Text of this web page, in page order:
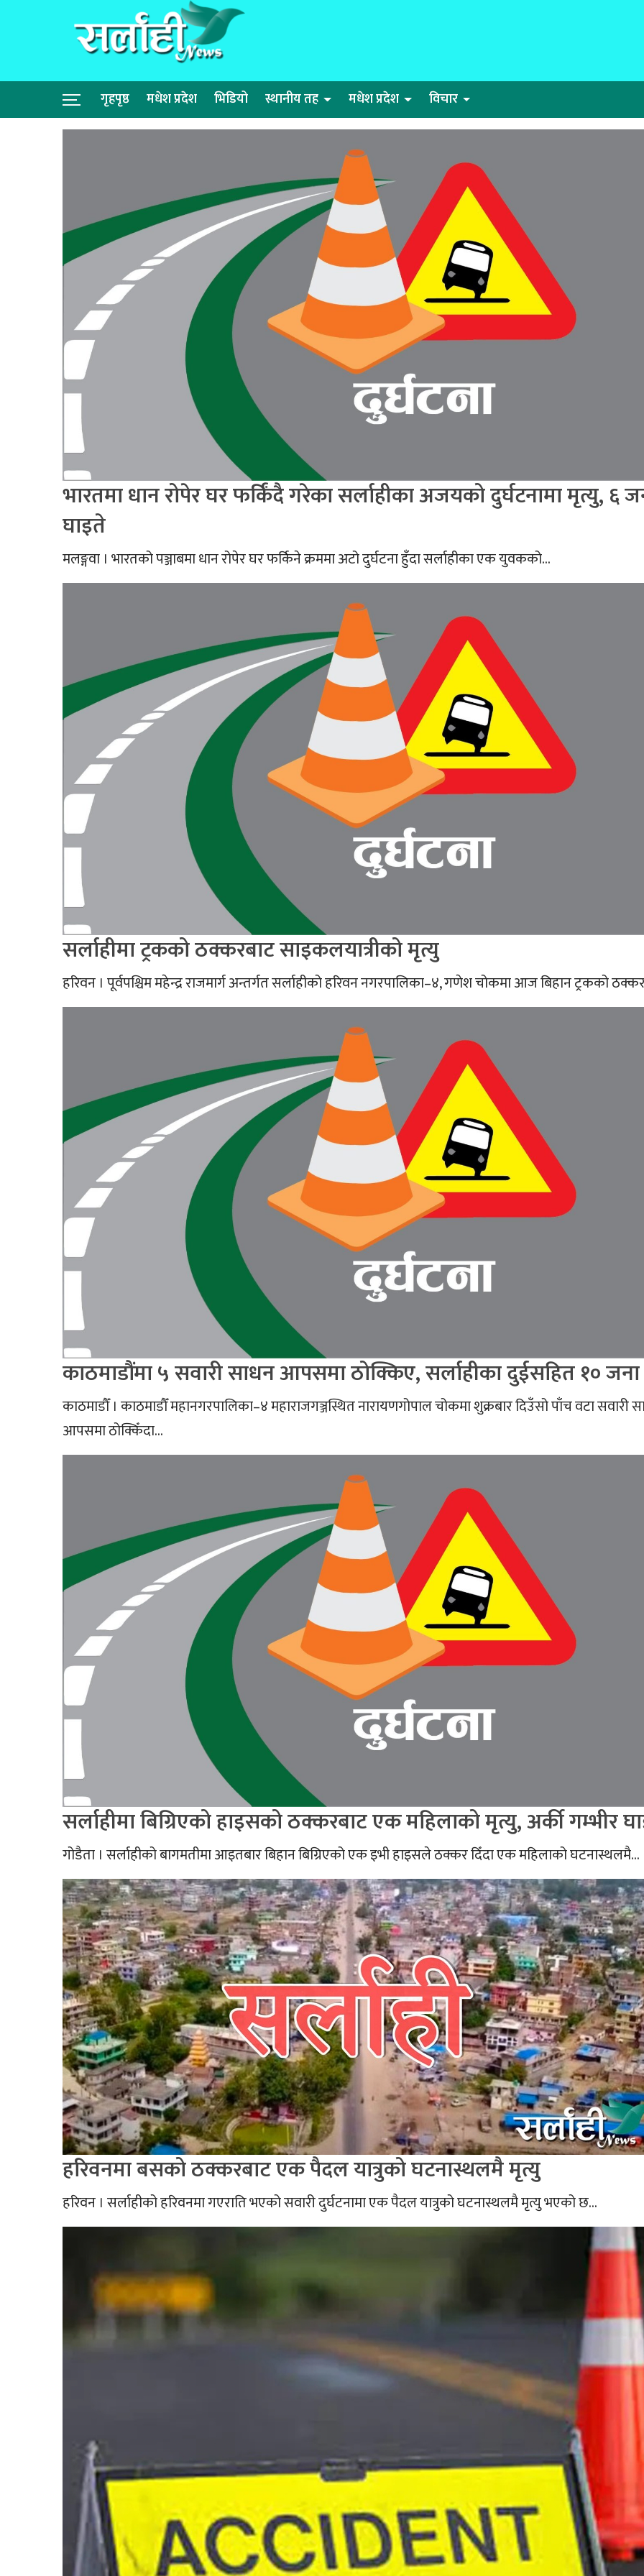
गृहपृष्ठ मधेश प्रदेश भिडियो स्थानीय तह मधेश प्रदेश विचार
भारतमा धान रोपेर घर फर्किंदै गरेका सर्लाहीका अजयको दुर्घटनामा मृत्यु, ६
घाइते
मलङ्गवा । भारतको पञ्जाबमा धान रोपेर घर फर्किने क्रममा अटो दुर्घटना हुँदा सर्लाहीका एक युवकको...
सर्लाहीमा ट्रकको ठक्करबाट साइकलयात्रीको मृत्यु
हरिवन । पूर्वपश्चिम महेन्द्र राजमार्ग अन्तर्गत सर्लाहीको हरिवन नगरपालिका–४, गणेश चोकमा आज बिहान ट्रकको
काठमाडौंमा ५ सवारी साधन आपसमा ठोक्किए, सर्लाहीका दुईसहित १०
काठमाडौँ । काठमाडौँ महानगरपालिका–४ महाराजगञ्जस्थित नारायणगोपाल चोकमा शुक्रबार दिउँसो पाँच वटा सवारी
आपसमा ठोक्किँदा...
सर्लाहीमा बिग्रिएको हाइसको ठक्करबाट एक महिलाको मृत्यु, अर्की गम्भीर
गोडैता । सर्लाहीको बागमतीमा आइतबार बिहान बिग्रिएको एक इभी हाइसले ठक्कर दिँदा एक महिलाको घटनास्थलमै...
हरिवनमा बसको ठक्करबाट एक पैदल यात्रुको घटनास्थलमै मृत्यु
हरिवन । सर्लाहीको हरिवनमा गएराति भएको सवारी दुर्घटनामा एक पैदल यात्रुको घटनास्थलमै मृत्यु भएको छ...